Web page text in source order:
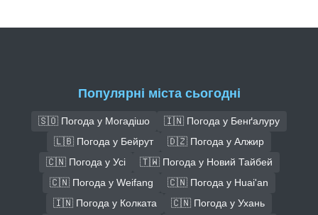
Популярні міста сьогодні
🇸🇴 Погода у Могадішо
🇮🇳 Погода у Бенґалуру
🇱🇧 Погода у Бейрут
🇩🇿 Погода у Алжир
🇨🇳 Погода у Усі
🇹🇼 Погода у Новий Тайбей
🇨🇳 Погода у Weifang
🇨🇳 Погода у Huai'an
🇮🇳 Погода у Колката
🇨🇳 Погода у Ухань